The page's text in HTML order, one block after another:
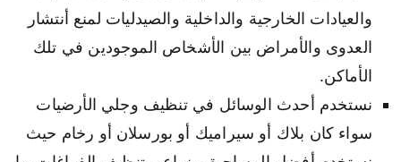
والعيادات الخارجية والداخلية والصيدليات لمنع أنتشار
العدوى والأمراض بين الأشخاص الموجودين في تلك
الأماكن.
نستخدم أحدث الوسائل في تنظيف وجلي الأرضيات
سواء كان بلاك أو سيراميك أو بورسلان أو رخام حيث